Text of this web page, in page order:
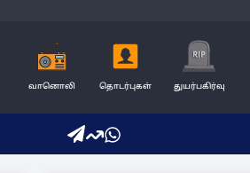
வானொலி தொடர்புகள் துயர்பகிர்வு